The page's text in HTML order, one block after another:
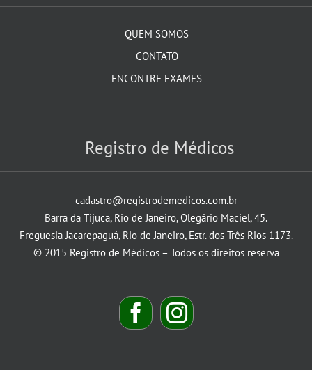
QUEM SOMOS
CONTATO
ENCONTRE EXAMES
Registro de Médicos
cadastro@registrodemedicos.com.br
Barra da Tijuca, Rio de Janeiro, Olegário Maciel, 45.
Freguesia Jacarepaguá, Rio de Janeiro, Estr. dos Três Rios 1173.
© 2015 Registro de Médicos – Todos os direitos reserva